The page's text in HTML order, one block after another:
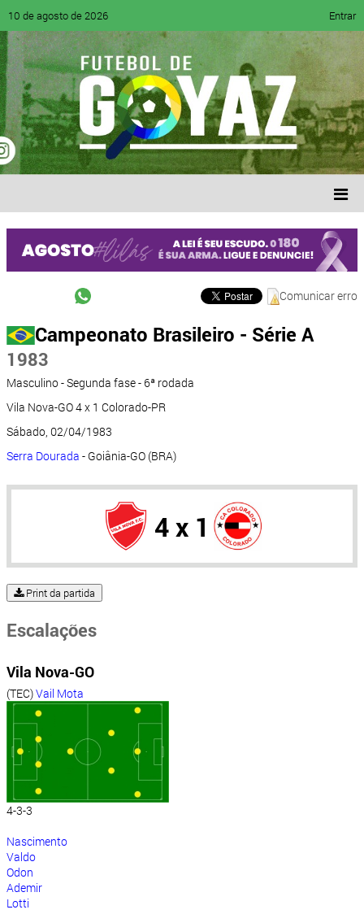
10 de agosto de 2026 Entrar
Comunicar erro
Campeonato Brasileiro - Série A
1983
Masculino - Segunda fase - 6ª rodada
Vila Nova-GO 4 x 1 Colorado-PR
Sábado, 02/04/1983
Serra Dourada - Goiânia-GO (BRA)
4 x 1
Print da partida
Escalações
Vila Nova-GO
(TEC)Vail Mota
4-3-3
Nascimento
Valdo
Odon
Ademir
Lotti